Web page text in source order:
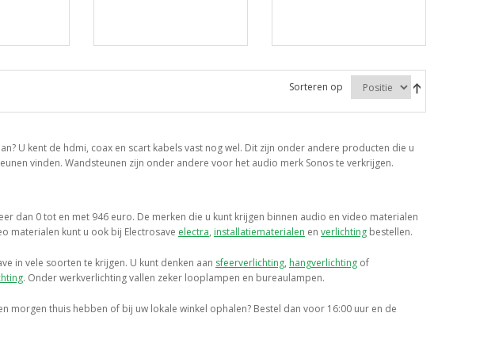
Sorteren op
U kent de hdmi, coax en scart kabels vast nog wel. Dit zijn onder andere producten die u
vinden. Wandsteunen zijn onder andere voor het audio merk Sonos te verkrijgen.
dan 0 tot en met 946 euro. De merken die u kunt krijgen binnen audio en video materialen
materialen kunt u ook bij Electrosave electra, installatiematerialen en verlichting bestellen.
in vele soorten te krijgen. U kunt denken aan sfeerverlichting, hangverlichting of
. Onder werkverlichting vallen zeker looplampen en bureaulampen.
morgen thuis hebben of bij uw lokale winkel ophalen? Bestel dan voor 16:00 uur en de